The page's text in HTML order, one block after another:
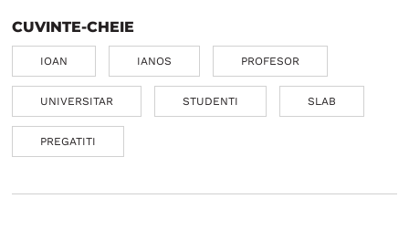
CUVINTE-CHEIE
IOAN IANOS PROFESOR
UNIVERSITAR STUDENTI SLAB
PREGATITI